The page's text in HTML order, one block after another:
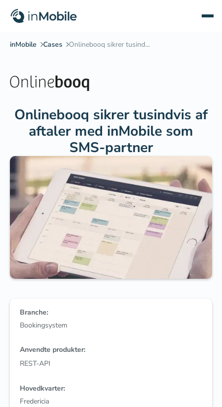
Onlinebooq sikrer tusindvis af
aftaler med inMobile som
SMS-partner
Branche:
Bookingsystem
Anvendte produkter:
REST-API
Hovedkvarter:
Fredericia